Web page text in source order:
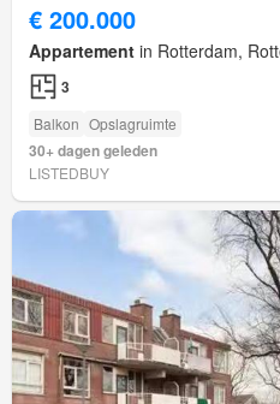
€ 200.000
Appartement in Rotterdam,
3
Balkon Opslagruimte
30+ dagen geleden
LISTEDBUY